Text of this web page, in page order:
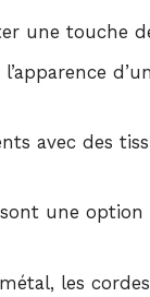
une touche
avec des
une
les